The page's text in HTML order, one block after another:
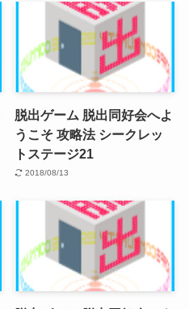
脱出ゲーム 脱出同好会へよ
うこそ 攻略法 シークレッ
トステージ21
2018/08/13